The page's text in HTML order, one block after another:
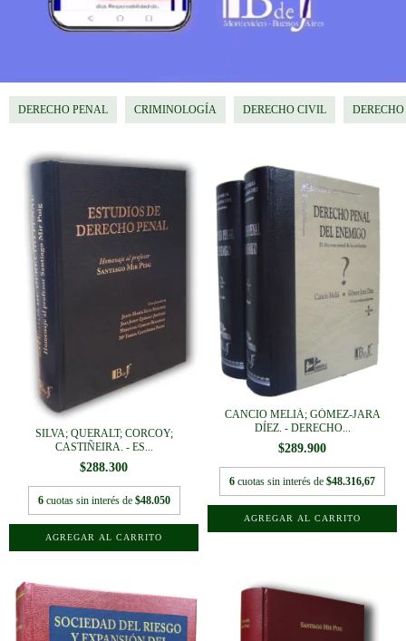
DERECHO PENAL CRIMINOLOGÍA DERECHO CIVIL
SILVA; QUERALT; CORCOY;
CASTIÑEIRA. - ES...
$288.300
6 cuotas sin interés de $48.050
CANCIO MELIÁ; GÓMEZ-JARA
DÍEZ. - DERECHO...
$289.900
6 cuotas sin interés de $48.316,67